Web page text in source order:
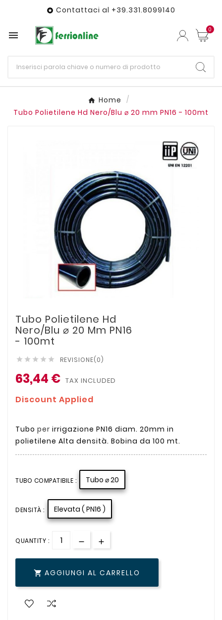
 Contattaci al +39.331.8099140
 0
Home
Tubo Polietilene Hd Nero/Blu ⌀ 20 mm PN16 - 100mt
Tubo Polietilene Hd
Nero/Blu ⌀ 20 Mm PN16
- 100mt
     REVISIONE(0)
63,44 € TAX INCLUDED
Discount Applied
Tubo per irrigazione PN16 diam. 20mm in
polietilene Alta densità. Bobina da 100 mt.
TUBO COMPATIBILE : Tubo ⌀ 20
DENSITÀ : Elevata ( PN16 )
QUANTITY :
 AGGIUNGI AL CARRELLO